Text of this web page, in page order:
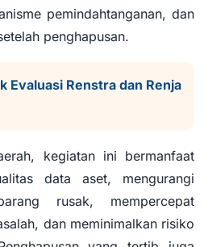
pemindahtanganan, dan
penghapusan.
Evaluasi Renstra dan Renja
kegiatan ini bermanfaat
data aset, mengurangi
rusak, mempercepat
dan meminimalkan risiko